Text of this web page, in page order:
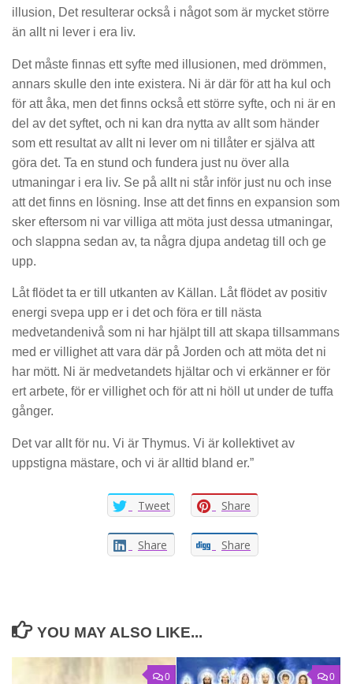
illusion, Det resulterar också i något som är mycket större
än allt ni lever i era liv.
Det måste finnas ett syfte med illusionen, med drömmen,
annars skulle den inte existera. Ni är där för att ha kul och
för att åka, men det finns också ett större syfte, och ni är en
del av det syftet, och ni kan dra nytta av allt som händer
som ett resultat av allt ni lever om ni tillåter er själva att
göra det. Ta en stund och fundera just nu över alla
utmaningar i era liv. Se på allt ni står inför just nu och inse
att det finns en lösning. Inse att det finns en expansion som
sker eftersom ni var villiga att möta just dessa utmaningar,
och slappna sedan av, ta några djupa andetag till och ge
upp.
Låt flödet ta er till utkanten av Källan. Låt flödet av positiv
energi svepa upp er i det och föra er till nästa
medvetandenivå som ni har hjälpt till att skapa tillsammans
med er villighet att vara där på Jorden och att möta det ni
har mött. Ni är medvetandets hjältar och vi erkänner er för
ert arbete, för er villighet och för att ni höll ut under de tuffa
gånger.
Det var allt för nu. Vi är Thymus. Vi är kollektivet av
uppstigna mästare, och vi är alltid bland er.”
Tweet Share
Share Share
YOU MAY ALSO LIKE...
0 0